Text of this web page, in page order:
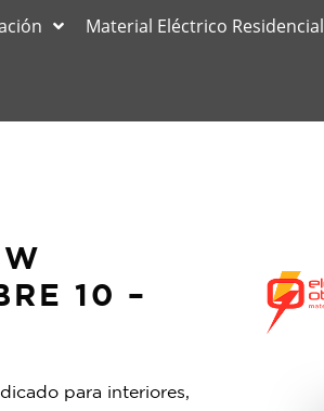
Material Eléctrico Residencial
10 –
para interiores,